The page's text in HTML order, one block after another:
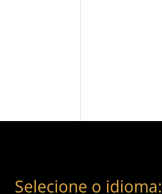
Selecione o idioma: